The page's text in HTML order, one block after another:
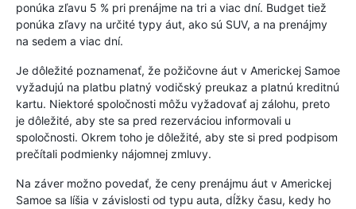
ponúka zľavu 5 % pri prenájme na tri a viac dní. Budget tiež
ponúka zľavy na určité typy áut, ako sú SUV, a na prenájmy
na sedem a viac dní.
Je dôležité poznamenať, že požičovne áut v Americkej Samoe
vyžadujú na platbu platný vodičský preukaz a platnú kreditnú
kartu. Niektoré spoločnosti môžu vyžadovať aj zálohu, preto
je dôležité, aby ste sa pred rezerváciou informovali u
spoločnosti. Okrem toho je dôležité, aby ste si pred podpisom
prečítali podmienky nájomnej zmluvy.
Na záver možno povedať, že ceny prenájmu áut v Americkej
Samoe sa líšia v závislosti od typu auta, dĺžky času, kedy ho